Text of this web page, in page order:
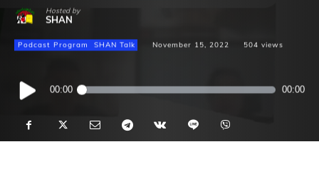
Hosted by
SHAN
Podcast Program SHAN Talk November 15, 2022 504 views
Audio
Player
00:00 00:00